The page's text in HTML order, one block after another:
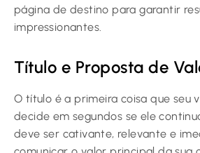
página de destino para garantir
impressionantes.
Título e Proposta de
O título é a primeira coisa que seu
decide em segundos se ele
deve ser cativante, relevante e